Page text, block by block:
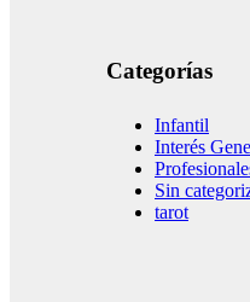
Categorías
Infantil
Interés
Sin
tarot